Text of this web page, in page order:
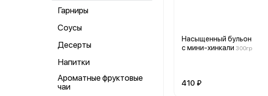
Гарниры
Соусы
Десерты
Напитки
Ароматные фруктовые
чаи
Насыщенный бульон
с мини-хинкали 300гр
410 ₽